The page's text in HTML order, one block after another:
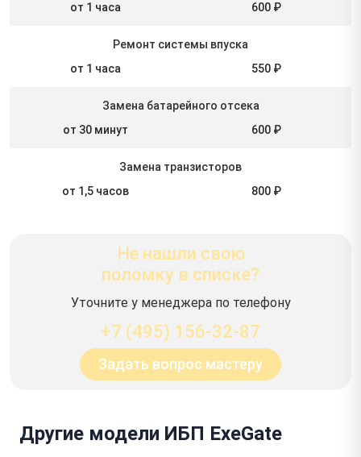
от 1 часа
600 ₽
Ремонт системы впуска
от 1 часа
550 ₽
Замена батарейного отсека
от 30 минут
600 ₽
Замена транзисторов
от 1,5 часов
800 ₽
Не нашли свою
поломку в списке?
Уточните у менеджера по телефону
+7 (495) 156-32-87
Задать вопрос мастеру
Другие модели ИБП ExeGate